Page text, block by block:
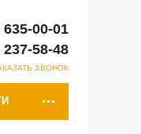
00-01
58-48
ЗВОНОК